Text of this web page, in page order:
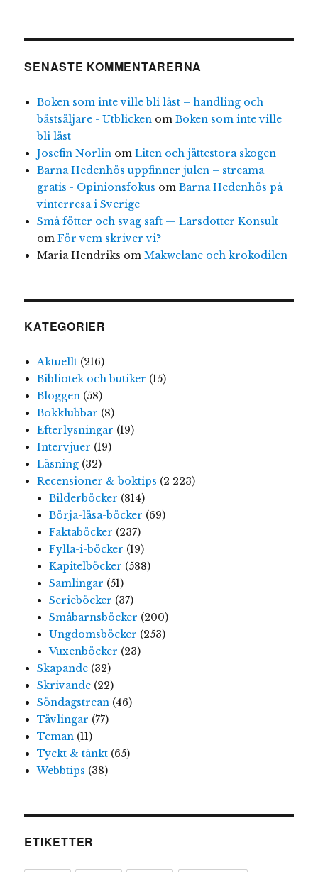
SENASTE KOMMENTARERNA
Boken som inte ville bli läst – handling och
bästsäljare - Utblickenom Boken som inte ville
bli läst
Josefin Norlinom Liten och jättestora skogen
Barna Hedenhös uppfinner julen – streama
gratis - Opinionsfokus om Barna Hedenhös på
vinterresa i Sverige
Små fötter och svag saft — Larsdotter Konsult
om För vem skriver vi?
Maria Hendriks om Makwelane och krokodilen
KATEGORIER
Aktuellt(216)
Bibliotek och butiker (15)
Bloggen(58)
Bokklubbar (8)
Efterlysningar (19)
Intervjuer (19)
Läsning(32)
Recensioner & boktips (2 223)
Bilderböcker (814)
Börja-läsa-böcker (69)
Faktaböcker (237)
Fylla-i-böcker (19)
Kapitelböcker (588)
Samlingar (51)
Serieböcker (37)
Småbarnsböcker (200)
Ungdomsböcker (253)
Vuxenböcker (23)
Skapande(32)
Skrivande(22)
Söndagstrean(46)
Tävlingar (77)
Teman(11)
Tyckt & tänkt(65)
Webbtips (38)
ETIKETTER